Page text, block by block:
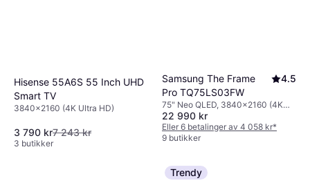
Hisense 55A6S 55 Inch UHD
Smart TV
3840x2160 (4K Ultra HD)
3 790 kr7 243 kr
3 butikker
Samsung The Frame
Pro TQ75LS03FW
4.5
75" Neo QLED, 3840x2160 (4K
Ultra HD), Smart TV
22 990 kr
Eller 6 betalinger av 4 058 kr*
9 butikker
Trendy